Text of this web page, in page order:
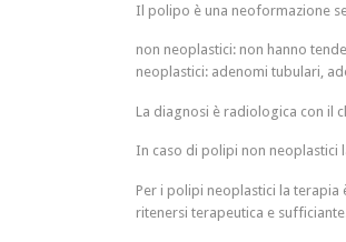
Il polipo è una neoformazione
non neoplastici: non hanno
neoplastici: adenomi tubulari,
La diagnosi è radiologica con il
In caso di polipi non neoplastici
Per i polipi neoplastici la terapia
ritenersi terapeutica e